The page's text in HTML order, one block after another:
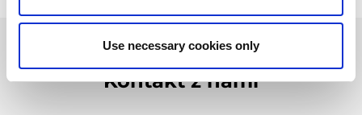
Use necessary cookies only
Kontakt z nami